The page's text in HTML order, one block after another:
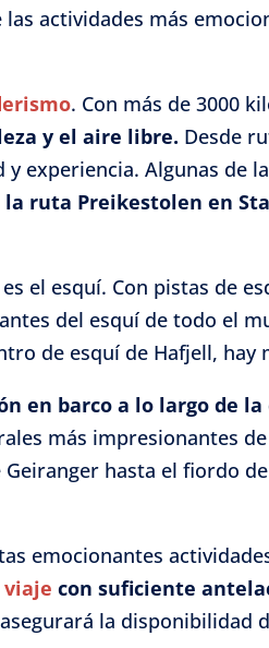
actividades más
. Con más de 3000
y el aire libre. Desde
experiencia. Algunas de
ruta Preikestolen en
el esquí. Con pistas de
del esquí de todo el
de esquí de Hafjell, hay
en barco a lo largo de
más impresionantes
hasta el fiordo
emocionantes
con suficiente
la disponibilidad